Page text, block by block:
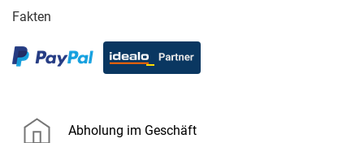
Fakten
Abholung im Geschäft